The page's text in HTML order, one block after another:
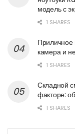
модель с
1 SHARES
Приличное
камера и
1 SHARES
Складной
факторе:
1 SHARES